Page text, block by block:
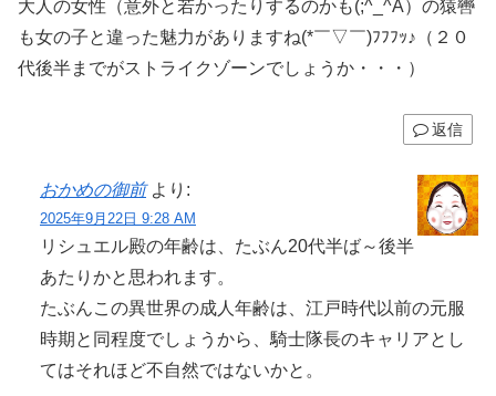
大人の女性（意外と若かったりするのかも(;^_^A）の猿轡
も女の子と違った魅力がありますね(*￣▽￣)ﾌﾌﾌｯ♪（２０
代後半までがストライクゾーンでしょうか・・・）
返信
おかめの御前 より:
2025年9月22日 9:28 AM
リシュエル殿の年齢は、たぶん20代半ば～後半
あたりかと思われます。
たぶんこの異世界の成人年齢は、江戸時代以前の元服
時期と同程度でしょうから、騎士隊長のキャリアとし
てはそれほど不自然ではないかと。